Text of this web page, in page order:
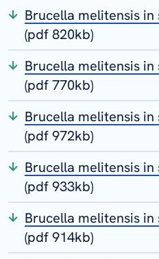
Brucella melitensis
(pdf 820kb)
Brucella melitensis
(pdf 770kb)
Brucella melitensis
(pdf 972kb)
Brucella melitensis
(pdf 933kb)
Brucella melitensis
(pdf 914kb)